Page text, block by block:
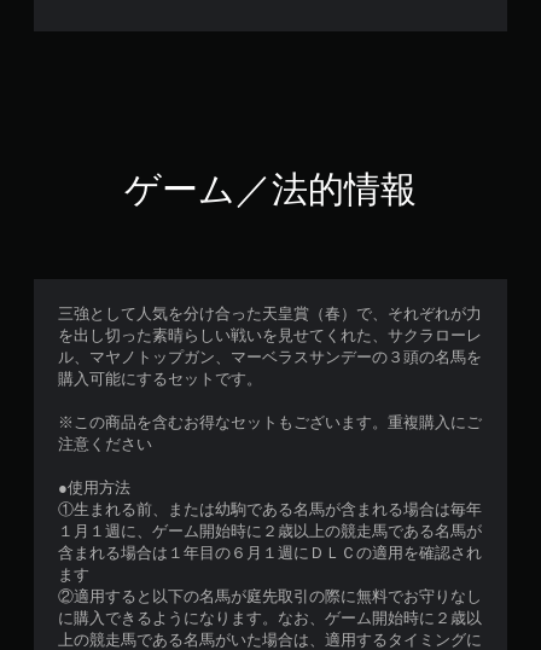
ゲーム／法的情報
三強として人気を分け合った天皇賞（春）で、それぞれが力
を出し切った素晴らしい戦いを見せてくれた、サクラローレ
ル、マヤノトップガン、マーベラスサンデーの３頭の名馬を
購入可能にするセットです。
※この商品を含むお得なセットもございます。重複購入にご
注意ください
●使用方法
①生まれる前、または幼駒である名馬が含まれる場合は毎年
１月１週に、ゲーム開始時に２歳以上の競走馬である名馬が
含まれる場合は１年目の６月１週にＤＬＣの適用を確認され
ます
②適用すると以下の名馬が庭先取引の際に無料でお守りなし
に購入できるようになります。なお、ゲーム開始時に２歳以
上の競走馬である名馬がいた場合は、適用するタイミングに